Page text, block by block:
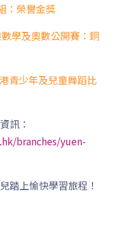
7, 10, 18, 18P,
：榮譽金獎
學及奧數公開賽：銅
青少年及兒童舞蹈比
訊：
branches/yuen-
踏上愉快學習旅程！